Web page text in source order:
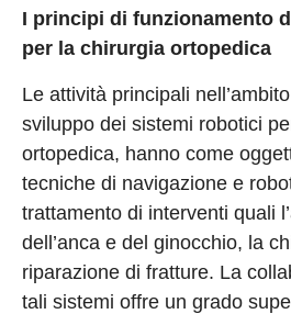
I principi di funzionamento
per la chirurgia ortopedica
Le attività principali
sviluppo dei sistemi robotici
ortopedica, hanno come
tecniche di navigazione e
trattamento di interventi quali
dell’anca e del ginocchio, la
riparazione di fratture. La
tali sistemi offre un grado